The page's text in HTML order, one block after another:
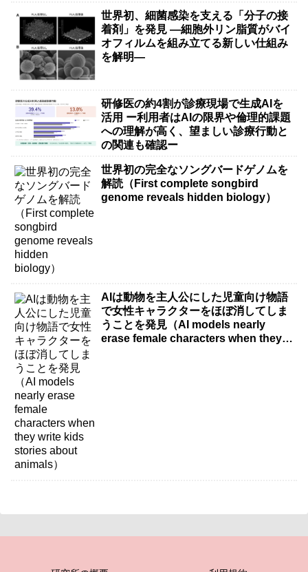
世界初、細菌感染を支える「分子の接
着剤」を発見 ―細胞外リン脂質がバイ
オフィルムを組み立てる新しい仕組み
を解明―
研修医の約4割が診療現場で生成AIを
活用 ー利用者はAIの限界や倫理的課題
への理解が高く、望ましい診療行動と
の関連も確認ー
世界初の完全なソングバードゲノムを
解読（First complete songbird
genome reveals hidden biology）
AIは動物を主人公にした児童向け物語
で女性キャラクターをほぼ消してしま
うことを発見（AI models nearly
erase female characters when they